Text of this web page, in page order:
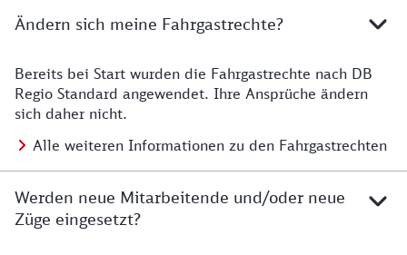
Ändern sich meine Fahrgastrechte?
Details zu Fahrgastrechten
Bereits bei Start wurden die Fahrgastrechte nach DB
Regio Standard angewendet. Ihre Ansprüche ändern
sich daher nicht.
Alle weiteren Informationen zu den Fahrgastrechten
Werden neue Mitarbeitende und/oder neue
Züge eingesetzt?